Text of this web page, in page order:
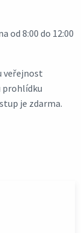
od 8:00 do 12:00
veřejnost
prohlídku
je zdarma.